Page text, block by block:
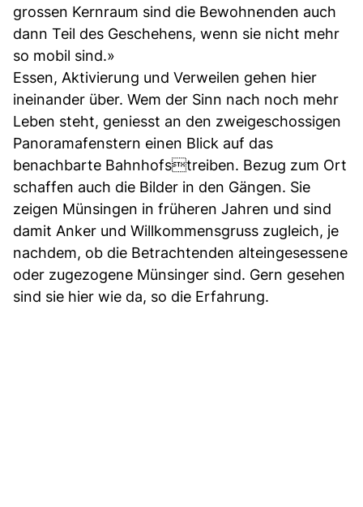
grossen Kernraum sind die Bewohnenden auch
dann Teil des Geschehens, wenn sie nicht mehr
so mobil sind.»
Essen, Aktivierung und Verweilen gehen hier
ineinander über. Wem der Sinn nach noch mehr
Leben steht, geniesst an den zweigeschossigen
Panoramafenstern einen Blick auf das
benachbarte Bahnhofstreiben. Bezug zum Ort
schaffen auch die Bilder in den Gängen. Sie
zeigen Münsingen in früheren Jahren und sind
damit Anker und Willkommensgruss zugleich, je
nachdem, ob die Betrachtenden alteingesessene
oder zugezogene Münsinger sind. Gern gesehen
sind sie hier wie da, so die Erfahrung.